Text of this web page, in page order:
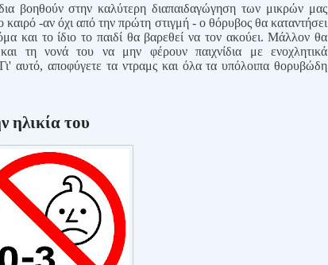
βοηθούν στην καλύτερη διαπαιδαγώγηση των μικρών μας
-αν όχι από την πρώτη στιγμή - ο θόρυβος θα καταντήσει
και το ίδιο το παιδί θα βαρεθεί να τον ακούει. Μάλλον θα
τη νονά του να μην φέρουν παιχνίδια με ενοχλητικά
αυτό, αποφύγετε τα ντραμς και όλα τα υπόλοιπα θορυβώδη
ηλικία του